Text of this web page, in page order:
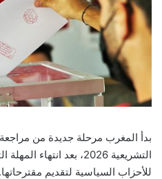
بدأ المغرب مرحلة جديدة من مراجعة
التشريعية 2026، بعد
للأحزاب السياسية لتقديم